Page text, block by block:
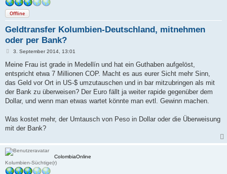
Offline
Geldtransfer Kolumbien-Deutschland, mitnehmen
oder per Bank?
B
i
r
a
3. September 2014, 13:01
Meine Frau ist grade in Medellín und hat ein Guthaben aufgelöst,
entspricht etwa 7 Millionen COP. Macht es aus eurer Sicht mehr Sinn,
das Geld vor Ort in US-$ umzutauschen und in bar mitzubringen als mit
der Bank zu überweisen? Der Euro fällt ja weiter rapide gegenüber dem
Dollar, und wenn man etwas wartet könnte man evtl. Gewinn machen.
Was kostet mehr, der Umtausch von Peso in Dollar oder die Überweisung
mit der Bank?
ColombiaOnline
Kolumbien-Süchtige(r)